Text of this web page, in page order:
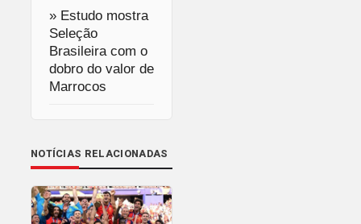
» Estudo mostra
Seleção
Brasileira com o
dobro do valor de
Marrocos
NOTÍCIAS RELACIONADAS